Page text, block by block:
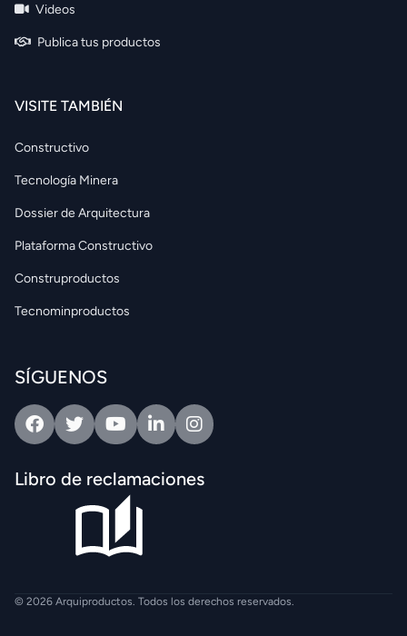
Videos
Publica tus productos
VISITE TAMBIÉN
Constructivo
Tecnología Minera
Dossier de Arquitectura
Plataforma Constructivo
Construproductos
Tecnominproductos
SÍGUENOS
FacebookTwitterYoutubeLinkedinIntagram
Libro de reclamaciones
© 2026 Arquiproductos. Todos los derechos reservados.